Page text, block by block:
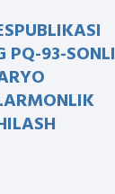
PQ-93-SONLI